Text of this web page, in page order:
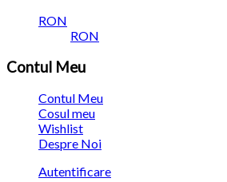
RON
RON
Contul Meu
Contul Meu
Cosul meu
Wishlist
Despre Noi
Autentificare